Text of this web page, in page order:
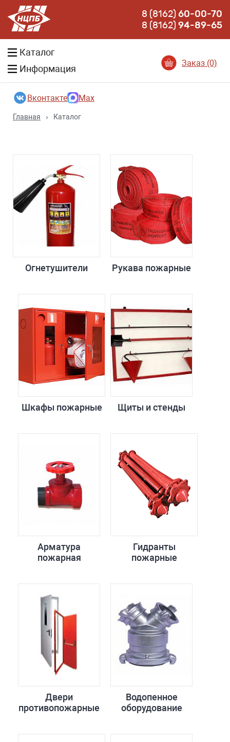
8 (8162)60-00-70
8 (8162)94-89-65
Каталог
Информация
Заказ (0)
Вконтакте Max
Главная › Каталог
Огнетушители Рукава пожарные
Шкафы пожарные Щиты и стенды
Арматура
пожарная
Гидранты
пожарные
Двери
противопожарные
Водопенное
оборудование